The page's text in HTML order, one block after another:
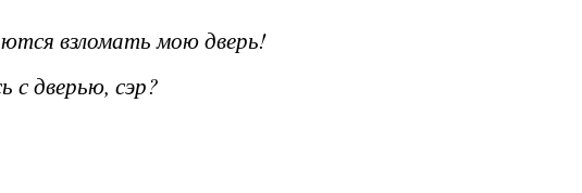
взломать мою дверь!
с дверью, сэр?